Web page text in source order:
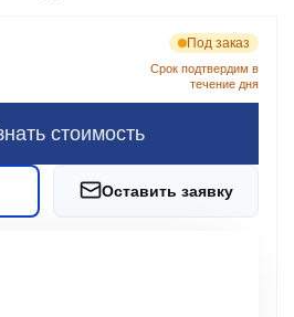
Под заказ
Срок подтвердим в
течение дня
стоимость
Оставить заявку